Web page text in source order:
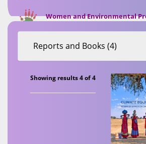
Women and Environmental
Reports and Books (4)
Showing results 4 of 4